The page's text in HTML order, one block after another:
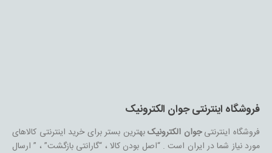
پایبند باشد .جوان الکترونیکسعی بر آن دارد که روزانه بر تعداد محصولات
و تنوع آن بیفزاید تا بتواند نیاز همه ی افراد با هر نوع سلیقه را در خرید
محصولات اینترنتی مرتفع کند.